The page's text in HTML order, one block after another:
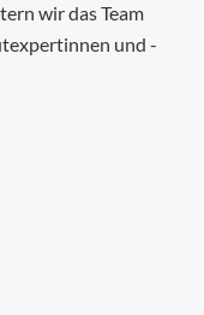
wir das Team
und -